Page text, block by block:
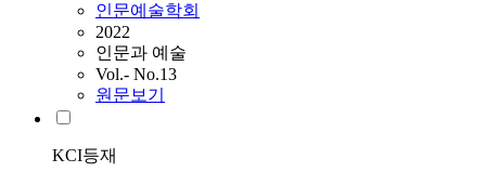
인문예술학회
2022
인문과 예술
Vol.- No.13
원문보기
KCI등재